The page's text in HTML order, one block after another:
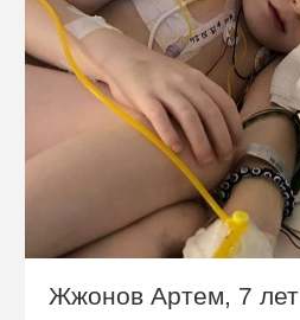
Жжонов Артем, 7 лет